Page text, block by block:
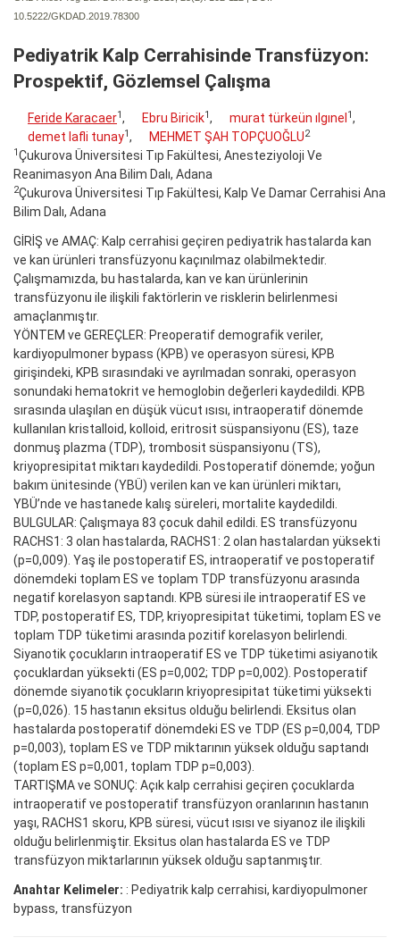
10.5222/GKDAD.2019.78300
Pediyatrik Kalp Cerrahisinde Transfüzyon:
Prospektif, Gözlemsel Çalışma
Feride Karacaer1, Ebru Biricik1, murat türkeün ılgınel 1,
demet lafli tunay1, MEHMET ŞAH TOPÇUOĞLU2
1Çukurova Üniversitesi Tıp Fakültesi, Anesteziyoloji Ve
Reanimasyon Ana Bilim Dalı, Adana
2Çukurova Üniversitesi Tıp Fakültesi, Kalp Ve Damar Cerrahisi Ana
Bilim Dalı, Adana
GİRİŞ ve AMAÇ: Kalp cerrahisi geçiren pediyatrik hastalarda kan
ve kan ürünleri transfüzyonu kaçınılmaz olabilmektedir.
Çalışmamızda, bu hastalarda, kan ve kan ürünlerinin
transfüzyonu ile ilişkili faktörlerin ve risklerin belirlenmesi
amaçlanmıştır.
YÖNTEM ve GEREÇLER: Preoperatif demografik veriler,
kardiyopulmoner bypass (KPB) ve operasyon süresi, KPB
girişindeki, KPB sırasındaki ve ayrılmadan sonraki, operasyon
sonundaki hematokrit ve hemoglobin değerleri kaydedildi. KPB
sırasında ulaşılan en düşük vücut ısısı, intraoperatif dönemde
kullanılan kristalloid, kolloid, eritrosit süspansiyonu (ES), taze
donmuş plazma (TDP), trombosit süspansiyonu (TS),
kriyopresipitat miktarı kaydedildi. Postoperatif dönemde; yoğun
bakım ünitesinde (YBÜ) verilen kan ve kan ürünleri miktarı,
YBÜ’nde ve hastanede kalış süreleri, mortalite kaydedildi.
BULGULAR: Çalışmaya 83 çocuk dahil edildi. ES transfüzyonu
RACHS1: 3 olan hastalarda, RACHS1: 2 olan hastalardan yüksekti
(p=0,009). Yaş ile postoperatif ES, intraoperatif ve postoperatif
dönemdeki toplam ES ve toplam TDP transfüzyonu arasında
negatif korelasyon saptandı. KPB süresi ile intraoperatif ES ve
TDP, postoperatif ES, TDP, kriyopresipitat tüketimi, toplam ES ve
toplam TDP tüketimi arasında pozitif korelasyon belirlendi.
Siyanotik çocukların intraoperatif ES ve TDP tüketimi asiyanotik
çocuklardan yüksekti (ES p=0,002; TDP p=0,002). Postoperatif
dönemde siyanotik çocukların kriyopresipitat tüketimi yüksekti
(p=0,026). 15 hastanın eksitus olduğu belirlendi. Eksitus olan
hastalarda postoperatif dönemdeki ES ve TDP (ES p=0,004, TDP
p=0,003), toplam ES ve TDP miktarının yüksek olduğu saptandı
(toplam ES p=0,001, toplam TDP p=0,003).
TARTIŞMA ve SONUÇ: Açık kalp cerrahisi geçiren çocuklarda
intraoperatif ve postoperatif transfüzyon oranlarının hastanın
yaşı, RACHS1 skoru, KPB süresi, vücut ısısı ve siyanoz ile ilişkili
olduğu belirlenmiştir. Eksitus olan hastalarda ES ve TDP
transfüzyon miktarlarının yüksek olduğu saptanmıştır.
Anahtar Kelimeler: : Pediyatrik kalp cerrahisi, kardiyopulmoner
bypass, transfüzyon